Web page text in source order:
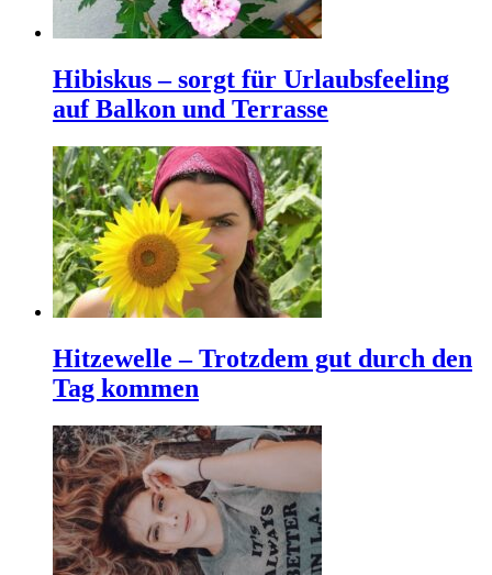
Hibiskus – sorgt für Urlaubsfeeling
auf Balkon und Terrasse
Hitzewelle – Trotzdem gut durch den
Tag kommen